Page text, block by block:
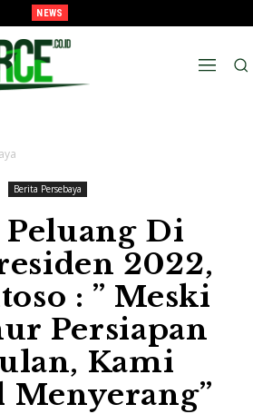
NEWS
Berita Persebaya
Di
2022,
: ” Meski
Persiapan
Kami